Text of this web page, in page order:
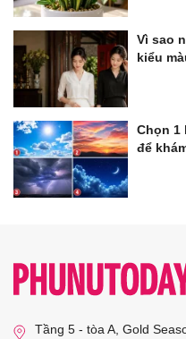
Vì sao
kiểu
Chọn 1
để
Tầng 5 - tòa A, Gold